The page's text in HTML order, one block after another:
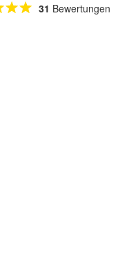
31 Bewertungen